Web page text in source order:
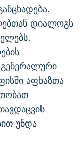
დიალოგს
აფხაზთა
უნდა